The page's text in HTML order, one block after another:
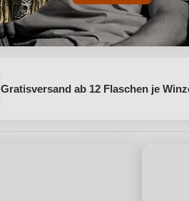
Gratisversand ab 12 Flaschen je